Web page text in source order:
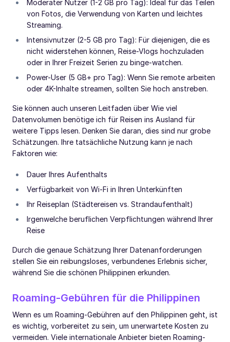
Moderater Nutzer (1-2 GB pro Tag): Ideal für das Teilen
von Fotos, die Verwendung von Karten und leichtes
Streaming.
Intensivnutzer (2-5 GB pro Tag): Für diejenigen, die es
nicht widerstehen können, Reise-Vlogs hochzuladen
oder in Ihrer Freizeit Serien zu binge-watchen.
Power-User (5 GB+ pro Tag): Wenn Sie remote arbeiten
oder 4K-Inhalte streamen, sollten Sie hoch anstreben.
Sie können auch unseren Leitfaden über Wie viel
Datenvolumen benötige ich für Reisen ins Ausland für
weitere Tipps lesen. Denken Sie daran, dies sind nur grobe
Schätzungen. Ihre tatsächliche Nutzung kann je nach
Faktoren wie:
Dauer Ihres Aufenthalts
Verfügbarkeit von Wi-Fi in Ihren Unterkünften
Ihr Reiseplan (Städtereisen vs. Strandaufenthalt)
Irgenwelche beruflichen Verpflichtungen während Ihrer
Reise
Durch die genaue Schätzung Ihrer Datenanforderungen
stellen Sie ein reibungsloses, verbundenes Erlebnis sicher,
während Sie die schönen Philippinen erkunden.
Roaming-Gebühren für die Philippinen
Wenn es um Roaming-Gebühren auf den Philippinen geht, ist
es wichtig, vorbereitet zu sein, um unerwartete Kosten zu
vermeiden. Viele internationale Anbieter bieten Roaming-